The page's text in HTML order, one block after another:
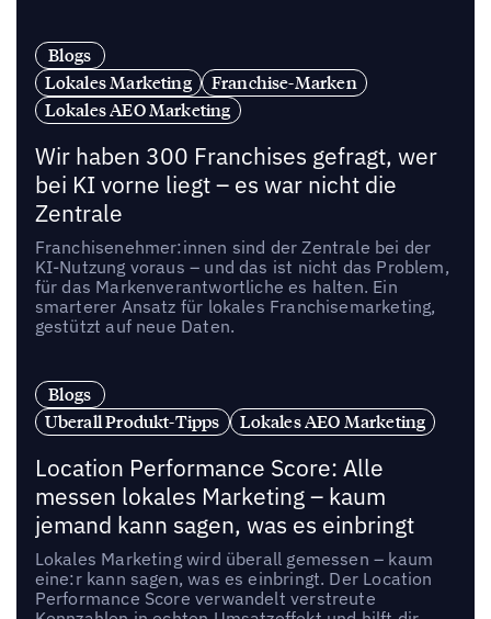
Blogs
Lokales Marketing
Franchise-Marken
Lokales AEO Marketing
Wir haben 300 Franchises gefragt, wer
bei KI vorne liegt – es war nicht die
Zentrale
Franchisenehmer:innen sind der Zentrale bei der
KI-Nutzung voraus – und das ist nicht das Problem,
für das Markenverantwortliche es halten. Ein
smarterer Ansatz für lokales Franchisemarketing,
gestützt auf neue Daten.
Blogs
Uberall Produkt-Tipps
Lokales AEO Marketing
Location Performance Score: Alle
messen lokales Marketing – kaum
jemand kann sagen, was es einbringt
Lokales Marketing wird überall gemessen – kaum
eine:r kann sagen, was es einbringt. Der Location
Performance Score verwandelt verstreute